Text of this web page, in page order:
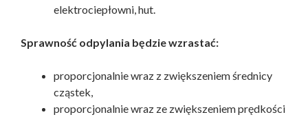
elektrociepłowni, hut.
Sprawność odpylania będzie wzrastać:
proporcjonalnie wraz z zwiększeniem średnicy
cząstek,
proporcjonalnie wraz ze zwiększeniem prędkości